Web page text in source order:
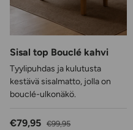
Sisal top Bouclé kahvi
Tyylipuhdas ja kulutusta
kestävä sisalmatto, jolla on
bouclé-ulkonäkö.
Alennushinta
€79,95 Normaalihinta
€99,95